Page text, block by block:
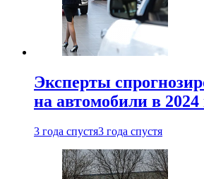
Эксперты
на автомобили в 2024
3 года спустя3 года спустя